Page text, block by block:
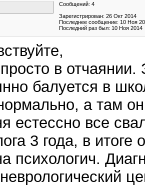
Сообщений: 4
Зарегистрирован: 26 Окт 2014
Последнее сообщение: 10 Ноя
Последний раз был: 10 Ноя 2014
в
балуется в
а там
естессно все
3 года, в
психологич.